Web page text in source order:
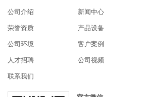
公司介绍
荣誉资质
公司环境
人才招聘
联系我们
新闻中心
产品设备
客户案例
公司视频